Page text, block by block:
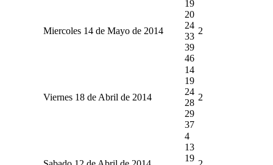
Miercoles 14 de Mayo de 2014
19
20
24
33
39
46
2
Viernes 18 de Abril de 2014
14
19
24
28
29
37
2
4
13
19